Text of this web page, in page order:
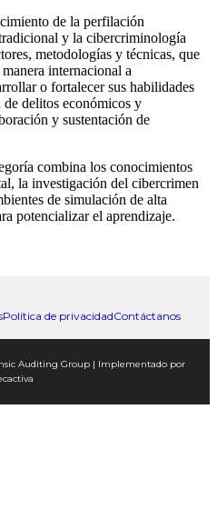
de la perfilación
y la cibercriminología
metodologías y técnicas, que
internacional a
o fortalecer sus habilidades
delitos económicos y
y sustentación de
combina los conocimientos
la investigación del cibercrimen
de simulación de alta
potencializar el aprendizaje.
Política de privacidadContáctanos
Auditing Group | Implementado por